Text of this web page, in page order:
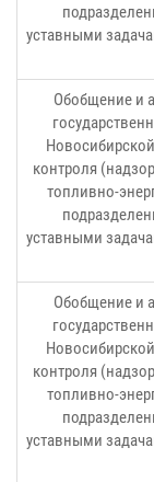
уставными
Обобщение и
контроля
топливно-
уставными
Обобщение и
контроля
топливно-
уставными